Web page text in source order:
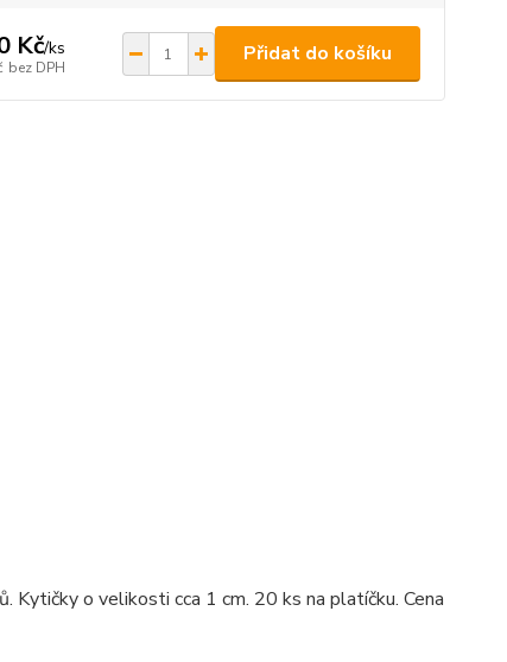
Kč/ks
bez DPH
Přidat do košíku
Kytičky o velikosti cca 1 cm. 20 ks na platíčku. Cena